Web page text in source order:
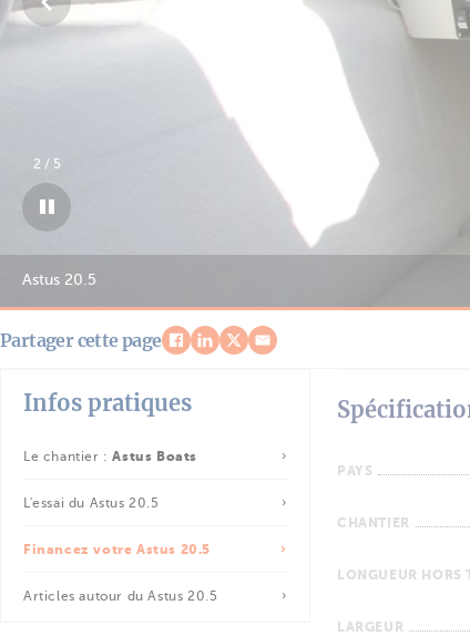
Astus 20.5
3 / 5
Partager cette page
Infos pratiques
Le chantier :Astus Boats
L'essai du Astus 20.5
Financez votre Astus 20.5
Articles autour du Astus 20.5
PAYS
CHANTIER
LONGUEUR HORS
LARGEUR